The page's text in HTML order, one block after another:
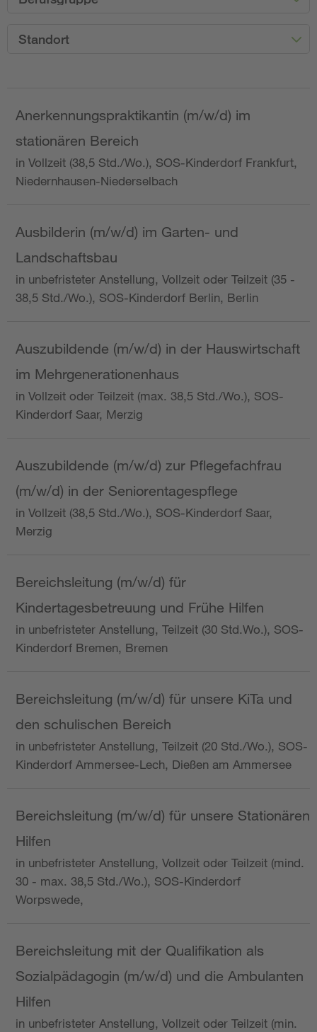
Standort
Anerkennungspraktikantin (m/w/d) im
stationären Bereich
in Vollzeit (38,5 Std./Wo.), SOS-Kinderdorf Frankfurt,
Niedernhausen-Niederselbach
Ausbilderin (m/w/d) im Garten- und
Landschaftsbau
in unbefristeter Anstellung, Vollzeit oder Teilzeit (35 -
38,5 Std./Wo.), SOS-Kinderdorf Berlin, Berlin
Auszubildende (m/w/d) in der Hauswirtschaft
im Mehrgenerationenhaus
in Vollzeit oder Teilzeit (max. 38,5 Std./Wo.), SOS-
Kinderdorf Saar, Merzig
Auszubildende (m/w/d) zur Pflegefachfrau
(m/w/d) in der Seniorentagespflege
in Vollzeit (38,5 Std./Wo.), SOS-Kinderdorf Saar,
Merzig
Bereichsleitung (m/w/d) für
Kindertagesbetreuung und Frühe Hilfen
in unbefristeter Anstellung, Teilzeit (30 Std.Wo.), SOS-
Kinderdorf Bremen, Bremen
Bereichsleitung (m/w/d) für unsere KiTa und
den schulischen Bereich
in unbefristeter Anstellung, Teilzeit (20 Std./Wo.), SOS-
Kinderdorf Ammersee-Lech, Dießen am Ammersee
Bereichsleitung (m/w/d) für unsere Stationären
Hilfen
in unbefristeter Anstellung, Vollzeit oder Teilzeit (mind.
30 - max. 38,5 Std./Wo.), SOS-Kinderdorf
Worpswede,
Bereichsleitung mit der Qualifikation als
Sozialpädagogin (m/w/d) und die Ambulanten
Hilfen
in unbefristeter Anstellung, Vollzeit oder Teilzeit (min.